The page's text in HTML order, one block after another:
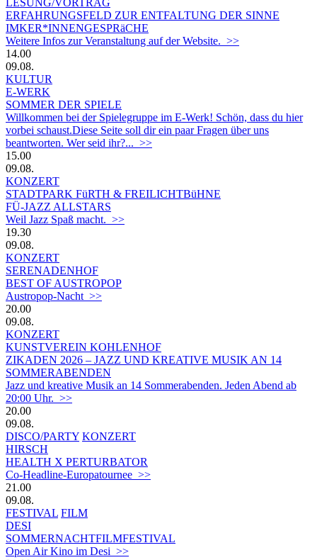
ERFAHRUNGSFELD ZUR ENTFALTUNG DER SINNE
IMKER*INNENGESPRäCHE
Weitere Infos zur Veranstaltung auf der Website. >>
14.00
09.08.
KULTUR
E-WERK
SOMMER DER SPIELE
Willkommen bei der Spielegruppe im E-Werk! Schön, dass du hier
vorbei schaust.Diese Seite soll dir ein paar Fragen über uns
beantworten. Wer seid ihr?... >>
15.00
09.08.
KONZERT
STADTPARK FüRTH & FREILICHTBüHNE
FÜ-JAZZ ALLSTARS
Weil Jazz Spaß macht. >>
19.30
09.08.
KONZERT
SERENADENHOF
BEST OF AUSTROPOP
Austropop-Nacht >>
20.00
09.08.
KONZERT
KUNSTVEREIN KOHLENHOF
ZIKADEN 2026 – JAZZ UND KREATIVE MUSIK AN 14
SOMMERABENDEN
Jazz und kreative Musik an 14 Sommerabenden. Jeden Abend ab
20:00 Uhr. >>
20.00
09.08.
DISCO/PARTY KONZERT
HIRSCH
HEALTH X PERTURBATOR
Co-Headline-Europatournee >>
21.00
09.08.
FESTIVAL FILM
DESI
SOMMERNACHTFILMFESTIVAL
Open Air Kino im Desi >>